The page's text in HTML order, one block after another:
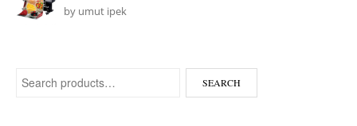
by umut ipek
Search for: SEARCH